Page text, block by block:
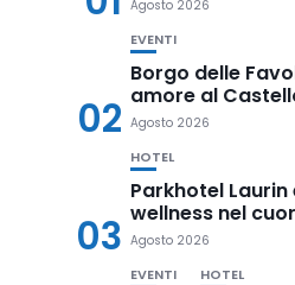
Agosto 2026
02
EVENTI
Borgo delle
amore al
Agosto 2026
03
HOTEL
Parkhotel
wellness nel
Agosto 2026
EVENTI HOTEL